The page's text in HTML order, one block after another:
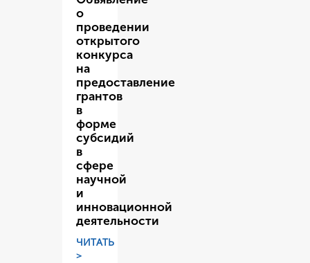
о
проведении
открытого
конкурса
на
предоставление
грантов
в
форме
субсидий
в
сфере
научной
и
инновационной
деятельности
ЧИТАТЬ
>